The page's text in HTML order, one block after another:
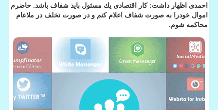
احمدی اظهار داشت: كار اقتصادی یك مسئول باید شفاف باشد. حاضرم
اموال خودرا به صورت شفاف اعلام كنم و در صورت تخلف در ملاعام
محاكمه شوم.